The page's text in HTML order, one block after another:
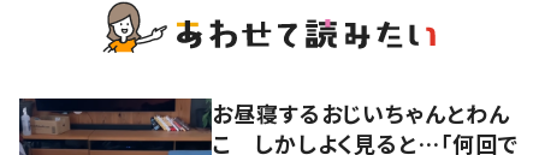
お昼寝するおじいちゃんとわん
こ しかしよく見ると…「何回で